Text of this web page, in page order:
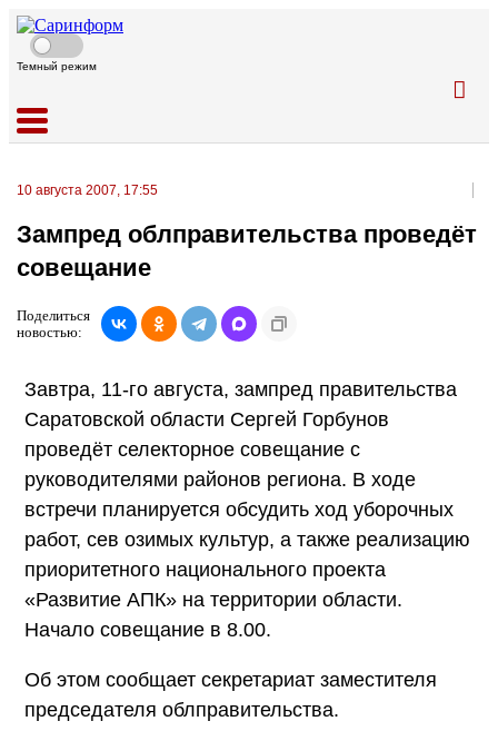
Темный режим
10 августа 2007, 17:55
Зампред облправительства проведёт
совещание
Поделиться
новостью:
Завтра, 11-го августа, зампред правительства
Саратовской области Сергей Горбунов
проведёт селекторное совещание с
руководителями районов региона. В ходе
встречи планируется обсудить ход уборочных
работ, сев озимых культур, а также реализацию
приоритетного национального проекта
«Развитие АПК» на территории области.
Начало совещание в 8.00.
Об этом сообщает секретариат заместителя
председателя облправительства.